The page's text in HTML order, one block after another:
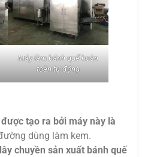
Máy làm bánh quế hoàn
toàn tự động
tạo ra bởi máy này là
dùng làm kem.
chuyền sản xuất bánh quế